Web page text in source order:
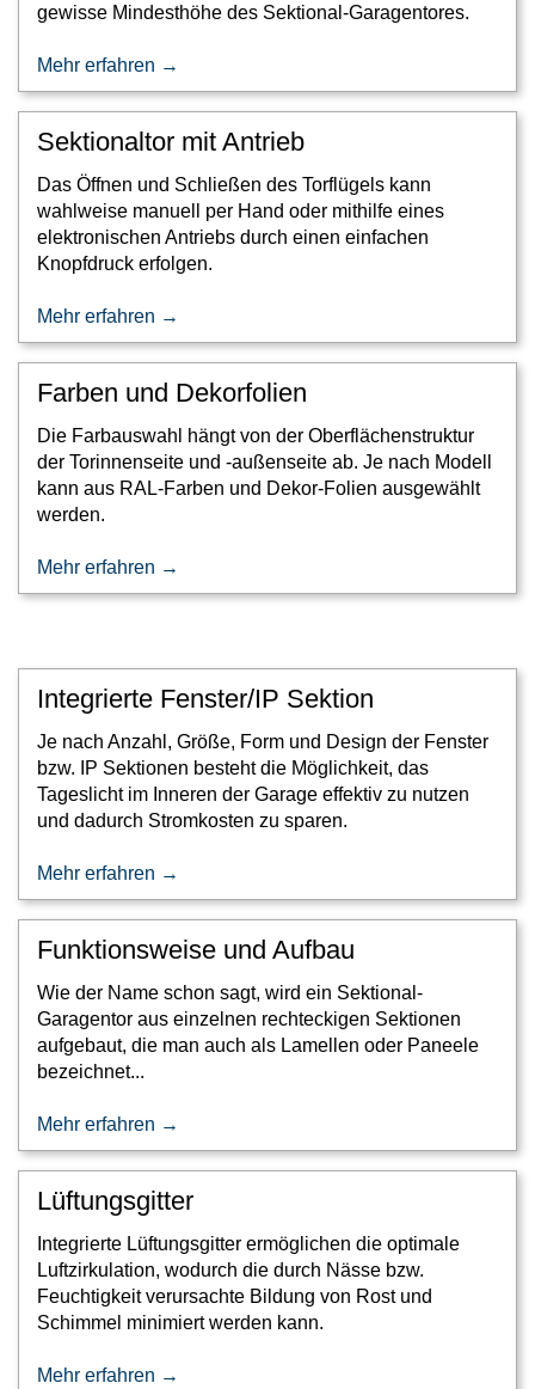
gewisse Mindesthöhe des Sektional-Garagentores.
Mehr erfahren →
Sektionaltor mit Antrieb
Das Öffnen und Schließen des Torflügels kann
wahlweise manuell per Hand oder mithilfe eines
elektronischen Antriebs durch einen einfachen
Knopfdruck erfolgen.
Mehr erfahren →
Farben und Dekorfolien
Die Farbauswahl hängt von der Oberflächenstruktur
der Torinnenseite und -außenseite ab. Je nach Modell
kann aus RAL-Farben und Dekor-Folien ausgewählt
werden.
Mehr erfahren →
Integrierte Fenster/IP Sektion
Je nach Anzahl, Größe, Form und Design der Fenster
bzw. IP Sektionen besteht die Möglichkeit, das
Tageslicht im Inneren der Garage effektiv zu nutzen
und dadurch Stromkosten zu sparen.
Mehr erfahren →
Funktionsweise und Aufbau
Wie der Name schon sagt, wird ein Sektional-
Garagentor aus einzelnen rechteckigen Sektionen
aufgebaut, die man auch als Lamellen oder Paneele
bezeichnet...
Mehr erfahren →
Lüftungsgitter
Integrierte Lüftungsgitter ermöglichen die optimale
Luftzirkulation, wodurch die durch Nässe bzw.
Feuchtigkeit verursachte Bildung von Rost und
Schimmel minimiert werden kann.
Mehr erfahren →